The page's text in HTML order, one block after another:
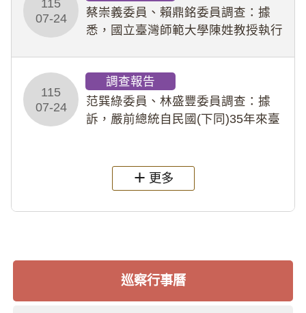
劉師。該生因畏懼成
115
07-24
蔡崇義委員、賴鼎銘委員調查：據
悉，國立臺灣師範大學陳姓教授執行
術倫理等情案調查報告。(115教調
31)
115
07-24
調查報告
范巽綠委員、林盛豐委員調查：據
訴，嚴前總統自民國(下同)35年來臺
過世後，總統府於89年間函請其家屬
繼續留住
更多
巡察行事曆